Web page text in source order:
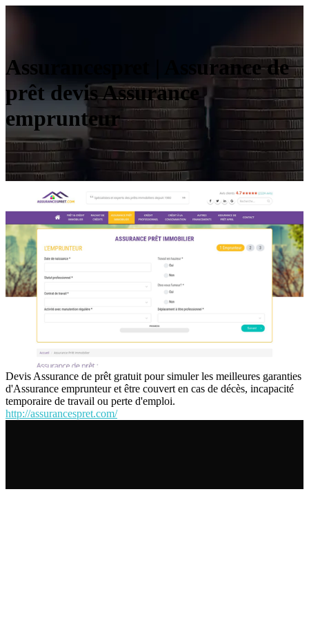
Assurancespret | Assurance de
prêt devis Assurance
emprunteur
Devis Assurance de prêt gratuit pour simuler les meilleures garanties
d'Assurance emprunteur et être couvert en cas de décès, incapacité
temporaire de travail ou perte d'emploi.
http://assurancespret.com/